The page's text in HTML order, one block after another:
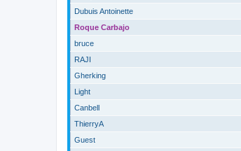
Dubuis Antoinette
Roque Carbajo
bruce
RAJI
Gherking
Light
Canbell
ThierryA
Guest